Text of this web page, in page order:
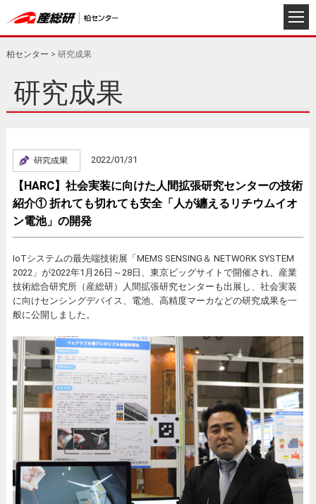
柏センター > 研究成果
研究成果
2022/01/31
【HARC】社会実装に向けた人間拡張研究センターの技術
紹介① 折れても切れても安全「人が纏えるリチウムイオ
ン電池」の開発
IoTシステムの最先端技術展「MEMS SENSING＆ NETWORK SYSTEM
2022」が2022年1月26日～28日、東京ビッグサイトで開催され、産業
技術総合研究所（産総研）人間拡張研究センターも出展し、社会実装
に向けセンシングデバイス、電池、高精度マーカなどの研究成果を一
般に公開しました。